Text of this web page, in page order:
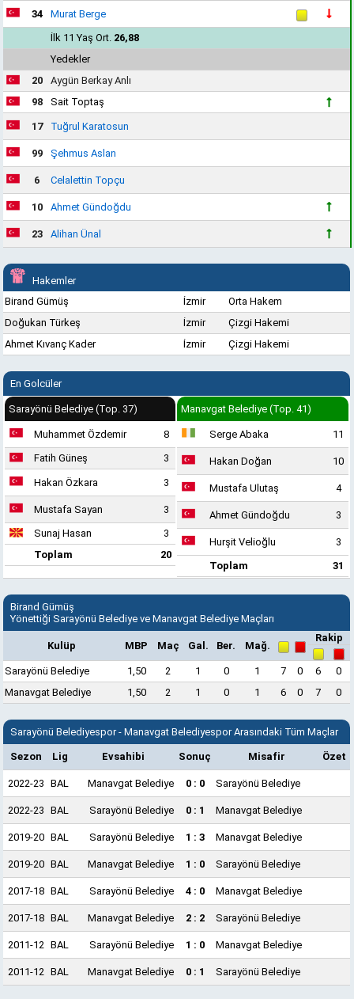
34
Murat Berge
İlk 11 Yaş Ort. 26,88
Yedekler
20
Aygün Berkay Anlı
98
Sait Toptaş
17 Tuğrul Karatosun
99 Şehmus Aslan
6 Celalettin Topçu
10 Ahmet Gündoğdu
23 Alihan Ünal
Hakemler
Birand Gümüş
İzmir
Orta Hakem
Doğukan Türkeş
İzmir
Çizgi Hakemi
Ahmet Kıvanç Kader
İzmir Çizgi Hakemi
En Golcüler
Sarayönü Belediye (Top. 37)
Muhammet Özdemir
8
Fatih Güneş
3
Hakan Özkara 3
Mustafa Sayan
3
Sunaj Hasan
3
Toplam
20
Manavgat Belediye (Top. 41)
Serge Abaka 11
Hakan Doğan 10
Mustafa Ulutaş 4
Ahmet Gündoğdu 3
Hurşit Velioğlu
3
Toplam
31
Birand Gümüş
Yönettiği Sarayönü Belediye ve Manavgat Belediye Maçları
Kulüp MBP Maç Gal. Ber. Mağ.
Rakip
Sarayönü Belediye 1,50 2 1 0 1 7 0 6
0
Manavgat Belediye
1,50 2 1 0 1 6 0 7 0
Sarayönü Belediyespor - Manavgat Belediyespor Arasındaki Tüm Maçlar
Sezon Lig Evsahibi Sonuç Misafir Özet
2022-23 BAL Manavgat Belediye 0 : 0 Sarayönü Belediye
2022-23 BAL Sarayönü Belediye 0 : 1 Manavgat Belediye
2019-20 BAL Sarayönü Belediye 1 : 3 Manavgat Belediye
2019-20 BAL Manavgat Belediye 1 : 0 Sarayönü Belediye
2017-18 BAL Sarayönü Belediye 4 : 0 Manavgat Belediye
2017-18 BAL Manavgat Belediye 2 : 2 Sarayönü Belediye
2011-12 BAL Sarayönü Belediye 1 : 0 Manavgat Belediye
2011-12 BAL Manavgat Belediye 0 : 1 Sarayönü Belediye